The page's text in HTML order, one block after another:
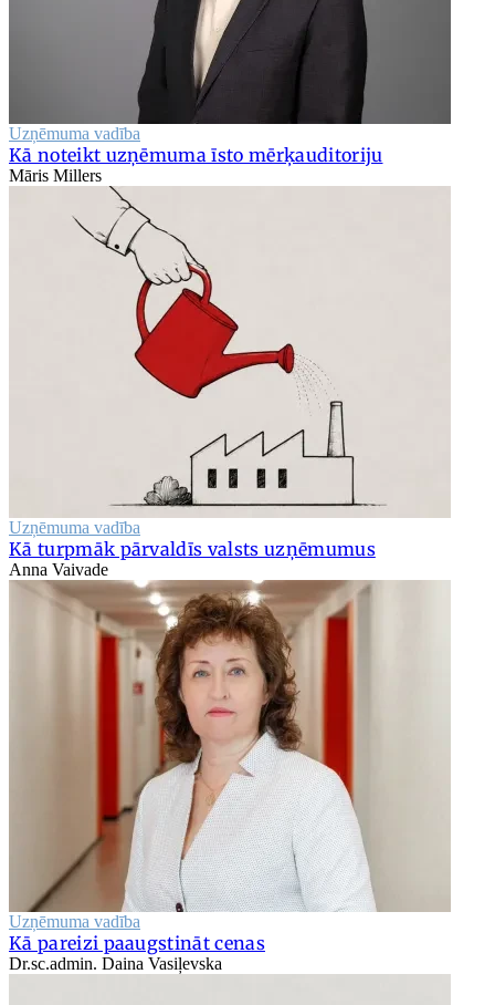
Uzņēmuma vadība
Kā noteikt uzņēmuma īsto mērķauditoriju
Māris Millers
Uzņēmuma vadība
Kā turpmāk pārvaldīs valsts uzņēmumus
Anna Vaivade
Uzņēmuma vadība
Kā pareizi paaugstināt cenas
Dr.sc.admin. Daina Vasiļevska